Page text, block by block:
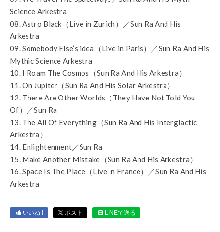
Science Arkestra
08. Astro Black（Live in Zurich）／Sun Ra And His
Arkestra
09. Somebody Else’s idea（Live in Paris）／Sun Ra And His
Mythic Science Arkestra
10. I Roam The Cosmos（Sun Ra And His Arkestra）
11. On Jupiter（Sun Ra And His Solar Arkestra）
12. There Are Other Worlds（They Have Not Told You
Of）／Sun Ra
13. The All Of Everything（Sun Ra And His Interglactic
Arkestra）
14. Enlightenment／Sun Ra
15. Make Another Mistake（Sun Ra And His Arkestra）
16. Space Is The Place（Live in France）／Sun Ra And His
Arkestra
いいね ! ポスト LINEで送る